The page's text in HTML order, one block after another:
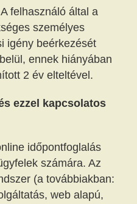
A felhasználó által a
személyes
igény beérkezését
ennek hiányában
2 év elteltével.
ezzel kapcsolatos
időpontfoglalás
számára. Az
(a továbbiakban:
web alapú,